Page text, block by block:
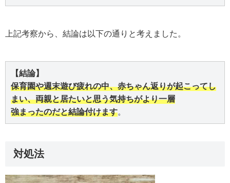
上記考察から、結論は以下の通りと考えました。
【結論】
保育園や週末遊び疲れの中、赤ちゃん返りが起こってし
まい、両親と居たいと思う気持ちがより一層
強まったのだと結論付けます。
対処法